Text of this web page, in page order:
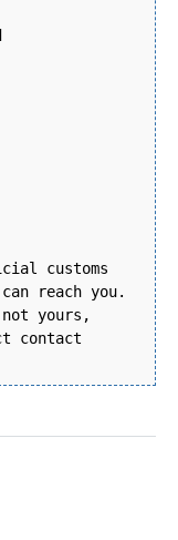
customs
reach you.
yours,
contact